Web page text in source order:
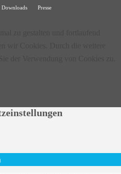
Downloads Presse